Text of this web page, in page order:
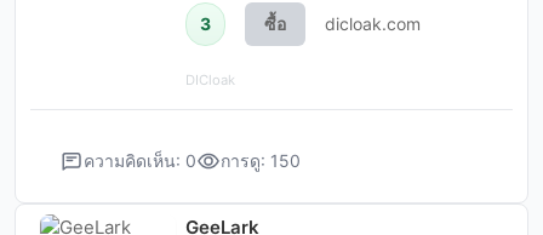
3 ซื้อ dicloak.com
DICloak
ความคิดเห็น: 0 การดู: 150
GeeLark